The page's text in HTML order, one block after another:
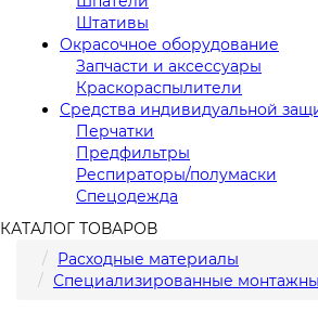
Штативы
Окрасочное оборудование
Запчасти и аксессуары
Краскораспылители
Средства индивидуальной
Перчатки
Предфильтры
Респираторы/полумаски
Спецодежда
КАТАЛОГ ТОВАРОВ
Расходные материалы
Специализированные